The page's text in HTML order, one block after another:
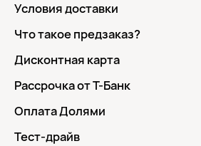
Условия доставки
Что такое предзаказ?
Дисконтная карта
Рассрочка от Т-Банк
Оплата Долями
Тест-драйв